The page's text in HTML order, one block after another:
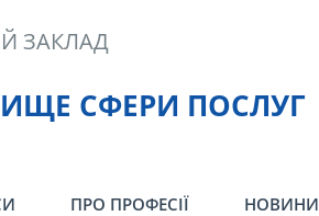
СФЕРИ ПОСЛУГ
ЗАКЛАД
ПРО ПРОФЕСІЇ НОВИНИ